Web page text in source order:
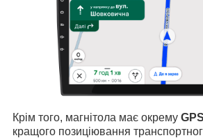
Крім того, магнітола має окрему
кращого позиціювання